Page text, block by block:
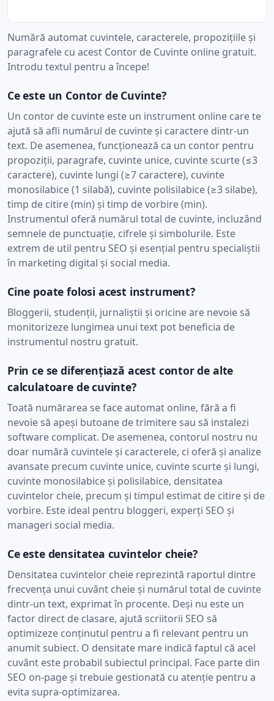
Numără automat cuvintele, caracterele, propozițiile și
paragrafele cu acest Contor de Cuvinte online gratuit.
Introdu textul pentru a începe!
Ce este un Contor de Cuvinte?
Un contor de cuvinte este un instrument online care te
ajută să afli numărul de cuvinte și caractere dintr-un
text. De asemenea, funcționează ca un contor pentru
propoziții, paragrafe, cuvinte unice, cuvinte scurte (≤3
caractere), cuvinte lungi (≥7 caractere), cuvinte
monosilabice (1 silabă), cuvinte polisilabice (≥3 silabe),
timp de citire (min) și timp de vorbire (min).
Instrumentul oferă numărul total de cuvinte, incluzând
semnele de punctuație, cifrele și simbolurile. Este
extrem de util pentru SEO și esențial pentru specialiștii
în marketing digital și social media.
Cine poate folosi acest instrument?
Bloggerii, studenții, jurnaliștii și oricine are nevoie să
monitorizeze lungimea unui text pot beneficia de
instrumentul nostru gratuit.
Prin ce se diferențiază acest contor de alte
calculatoare de cuvinte?
Toată numărarea se face automat online, fără a fi
nevoie să apeși butoane de trimitere sau să instalezi
software complicat. De asemenea, contorul nostru nu
doar numără cuvintele și caracterele, ci oferă și analize
avansate precum cuvinte unice, cuvinte scurte și lungi,
cuvinte monosilabice și polisilabice, densitatea
cuvintelor cheie, precum și timpul estimat de citire și de
vorbire. Este ideal pentru bloggeri, experți SEO și
manageri social media.
Ce este densitatea cuvintelor cheie?
Densitatea cuvintelor cheie reprezintă raportul dintre
frecvența unui cuvânt cheie și numărul total de cuvinte
dintr-un text, exprimat în procente. Deși nu este un
factor direct de clasare, ajută scriitorii SEO să
optimizeze conținutul pentru a fi relevant pentru un
anumit subiect. O densitate mare indică faptul că acel
cuvânt este probabil subiectul principal. Face parte din
SEO on-page și trebuie gestionată cu atenție pentru a
evita supra-optimizarea.